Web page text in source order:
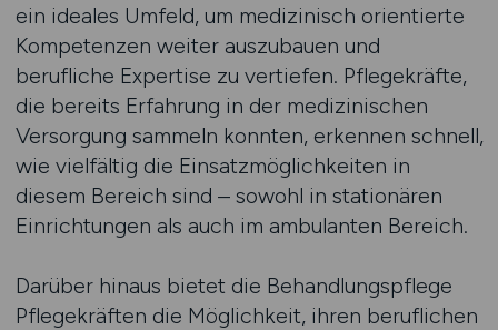
ein ideales Umfeld, um medizinisch orientierte
Kompetenzen weiter auszubauen und
berufliche Expertise zu vertiefen. Pflegekräfte,
die bereits Erfahrung in der medizinischen
Versorgung sammeln konnten, erkennen schnell,
wie vielfältig die Einsatzmöglichkeiten in
diesem Bereich sind – sowohl in stationären
Einrichtungen als auch im ambulanten Bereich.
Darüber hinaus bietet die Behandlungspflege
Pflegekräften die Möglichkeit, ihren beruflichen